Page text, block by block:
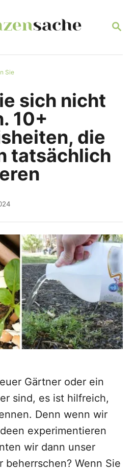
S
R
Sie
sich nicht
10+
die
tatsächlich
Gärtner oder ein
sind, es ist hilfreich,
Denn wenn wir
experimentieren
wir dann unser
beherrschen? Wenn Sie